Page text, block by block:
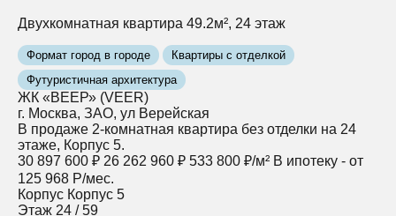
Двухкомнатная квартира 49.2м², 24 этаж
Формат город в городе
Квартиры с отделкой
Футуристичная архитектура
ЖК «ВЕЕР» (VEER)
г. Москва, ЗАО, ул Верейская
В продаже 2-комнатная квартира без отделки на 24
этаже, Корпус 5.
30 897 600 ₽ 26 262 960 ₽ 533 800 ₽/м² В ипотеку - от
125 968 Р/мес.
Корпус Корпус 5
Этаж 24 / 59